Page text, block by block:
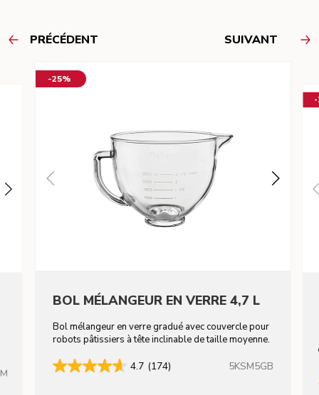
PRÉCÉDENT SUIVANT
-25%
BOL MÉLANGEUR EN VERRE 4,7 L
Bol mélangeur en verre gradué avec couvercle pour
robots pâtissiers à tête inclinable de taille moyenne.
4.7 (174) 5KSM5GB
-